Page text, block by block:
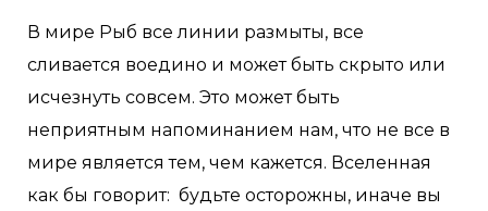
В мире Рыб все линии размыты, все
сливается воедино и может быть скрыто или
исчезнуть совсем. Это может быть
неприятным напоминанием нам, что не все в
мире является тем, чем кажется. Вселенная
как бы говорит: будьте осторожны, иначе вы